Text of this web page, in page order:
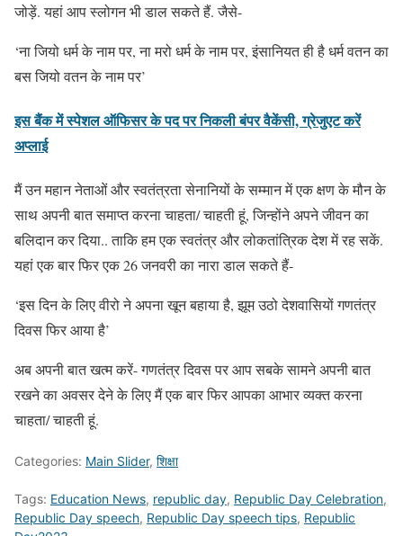
जोड़ें. यहां आप स्लोगन भी डाल सकते हैं. जैसे-
‘ना जियो धर्म के नाम पर, ना मरो धर्म के नाम पर, इंसानियत ही है धर्म वतन का
बस जियो वतन के नाम पर’
इस बैंक में स्पेशल ऑफिसर के पद पर निकली बंपर वैकेंसी, ग्रेजुएट करें
अप्लाई
मैं उन महान नेताओं और स्वतंत्रता सेनानियों के सम्मान में एक क्षण के मौन के
साथ अपनी बात समाप्त करना चाहता/ चाहती हूं, जिन्होंने अपने जीवन का
बलिदान कर दिया.. ताकि हम एक स्वतंत्र और लोकतांत्रिक देश में रह सकें.
यहां एक बार फिर एक 26 जनवरी का नारा डाल सकते हैं-
‘इस दिन के लिए वीरो ने अपना खून बहाया है, झूम उठो देशवासियों गणतंत्र
दिवस फिर आया है’
अब अपनी बात खत्म करें- गणतंत्र दिवस पर आप सबके सामने अपनी बात
रखने का अवसर देने के लिए मैं एक बार फिर आपका आभार व्यक्त करना
चाहता/ चाहती हूं.
Categories: Main Slider, शिक्षा
Tags: Education News, republic day, Republic Day Celebration,
Republic Day speech, Republic Day speech tips, Republic